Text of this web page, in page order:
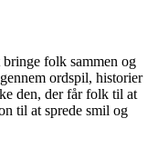
folk sammen og
ordspil, historier
den, der får folk til at
til at sprede smil og